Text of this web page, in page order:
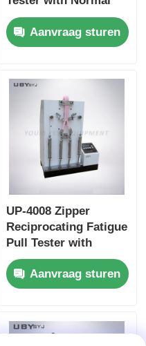
Temperature ~ -30ºC
Range, ≤±0.5ºC
Uniformity, and
Aanvraag sturen
UP-4008 Zipper
Reciprocating Fatigue
Pull Tester with
75mm Reciprocating
Stroke and 0~500N
Test Load Range
Compliant
Aanvraag sturen